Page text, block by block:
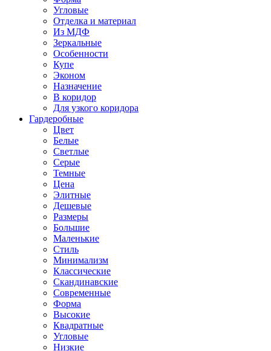
Угловые
Отделка и материал
Из МДФ
Зеркальные
Особенности
Купе
Эконом
Назначение
В коридор
Для узкого коридора
Гардеробные
Цвет
Белые
Светлые
Серые
Темные
Цена
Элитные
Дешевые
Размеры
Большие
Маленькие
Стиль
Минимализм
Классические
Скандинавские
Современные
Форма
Высокие
Квадратные
Угловые
Низкие